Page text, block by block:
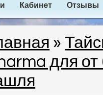
Кабинет Отзывы
»
для от